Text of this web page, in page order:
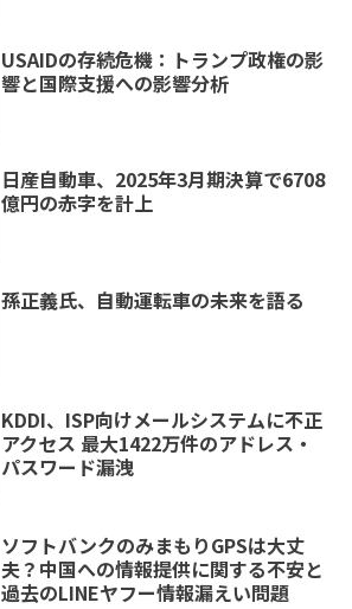
USAIDの存続危機：トランプ政権の影
響と国際支援への影響分析
日産自動車、2025年3月期決算で6708
億円の赤字を計上
孫正義氏、自動運転車の未来を語る
KDDI、ISP向けメールシステムに不正
アクセス 最大1422万件のアドレス・
パスワード漏洩
ソフトバンクのみまもりGPSは大丈
夫？中国への情報提供に関する不安と
過去のLINEヤフー情報漏えい問題